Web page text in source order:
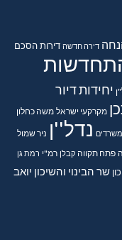
דירה חדשה דירותהסכם
יחידות דיור
מקרקעי ישראל משה כחלון
משרדים נדל''ן ניר שמול
פתח תקווה קבלן רמ"י רמת גן
שר הבינוי והשיכון יואב